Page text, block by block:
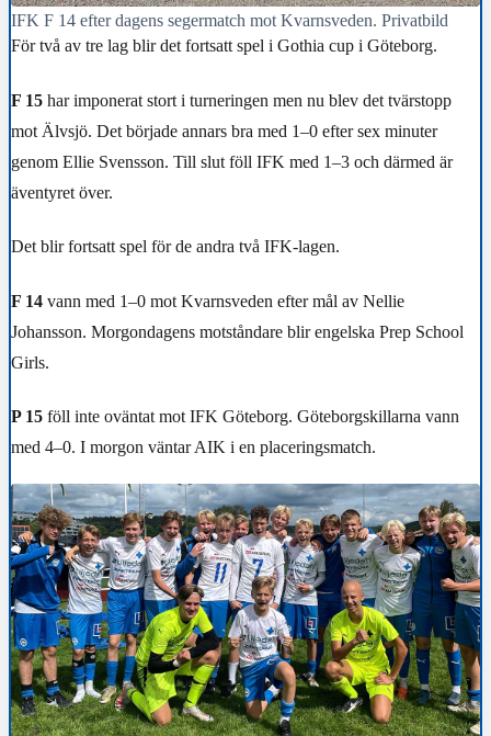
IFK F 14 efter dagens segermatch mot Kvarnsveden. Privatbild
För två av tre lag blir det fortsatt spel i Gothia cup i Göteborg.
F 15 har imponerat stort i turneringen men nu blev det tvärstopp
mot Älvsjö. Det började annars bra med 1–0 efter sex minuter
genom Ellie Svensson. Till slut föll IFK med 1–3 och därmed är
äventyret över.
Det blir fortsatt spel för de andra två IFK-lagen.
F 14 vann med 1–0 mot Kvarnsveden efter mål av Nellie
Johansson. Morgondagens motståndare blir engelska Prep School
Girls.
P 15 föll inte oväntat mot IFK Göteborg. Göteborgskillarna vann
med 4–0. I morgon väntar AIK i en placeringsmatch.